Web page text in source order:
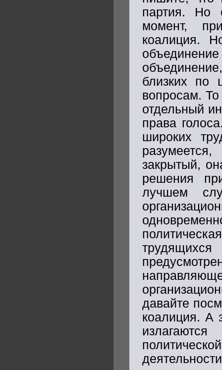
партия. Но
момент,
коалиция.
близких по
вопросам. То
отдельный
права
широких
закрытый,
решения
лучшем
давайте
коалиция. А